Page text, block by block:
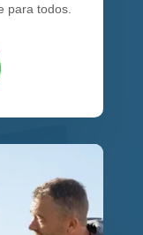
para todos.